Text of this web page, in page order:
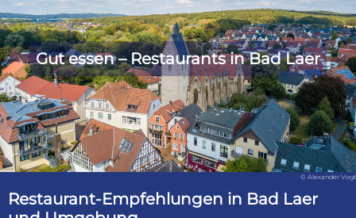
Gut essen – Restaurants in Bad Laer
© Alexander Vogt
Restaurant-Empfehlungen in Bad Laer